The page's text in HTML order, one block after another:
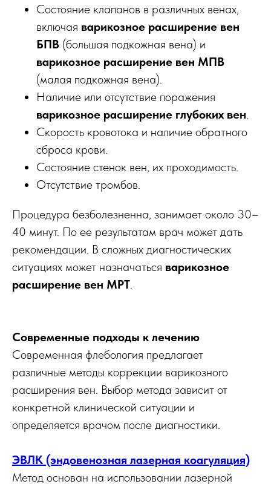
Состояние клапанов в различных венах,
включая варикозное расширение вен
БПВ (большая подкожная вена) и
варикозное расширение вен МПВ
(малая подкожная вена).
Наличие или отсутствие поражения
варикозное расширение глубоких вен.
Скорость кровотока и наличие обратного
сброса крови.
Состояние стенок вен, их проходимость.
Отсутствие тромбов.
Процедура безболезненна, занимает около 30–
40 минут. По ее результатам врач может дать
рекомендации. В сложных диагностических
ситуациях может назначаться варикозное
расширение вен МРТ.
Современные подходы к лечению
Современная флебология предлагает
различные методы коррекции варикозного
расширения вен. Выбор метода зависит от
конкретной клинической ситуации и
определяется врачом после диагностики.
ЭВЛК (эндовенозная лазерная коагуляция)
Метод основан на использовании лазерной